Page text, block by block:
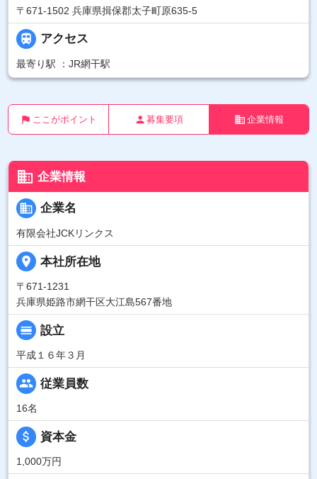
〒671-1502 兵庫県揖保郡太子町原635-5
 アクセス
最寄り駅 ：JR網干駅
flag ここがポイント person 募集要項 business 企業情報
business 企業情報
business 企業名
有限会社JCKリンクス
place 本社所在地
〒671-1231
兵庫県姫路市網干区大江島567番地
calendar_view_day 設立
平成１６年３月
people 従業員数
16名
attach_money 資本金
1,000万円